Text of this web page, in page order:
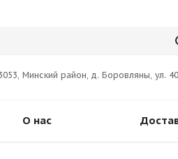
Минский район, д. Боровляны, ул.
О нас